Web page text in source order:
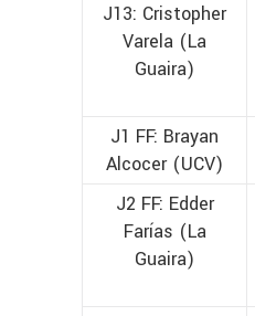
J13: Cristopher
Varela (La
Guaira)
J1 FF: Brayan
Alcocer (UCV)
J2 FF: Edder
Farías (La
Guaira)